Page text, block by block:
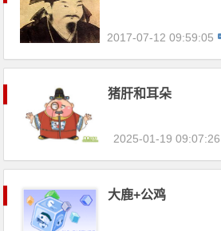
2017-07-12 09:59:05
猪肝和耳朵
2025-01-19 09:07:26
大鹿+公鸡